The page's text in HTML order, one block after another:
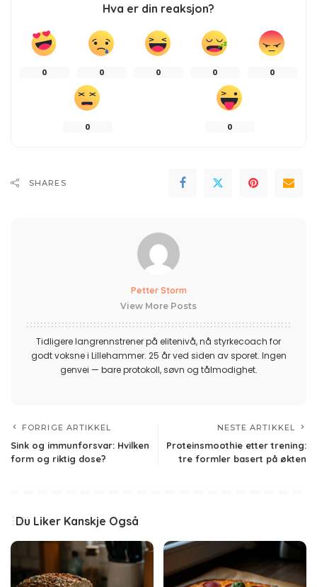
Hva er din reaksjon?
0 0 0 0 0
0 0
SHARES
Petter Storm
View More Posts
Tidligere langrennstrener på elitenivå, nå styrkecoach for
godt voksne i Lillehammer. 25 år ved siden av sporet. Ingen
genvei — bare protokoll, søvn og tålmodighet.
FORRIGE ARTIKKEL
Sink og immunforsvar: Hvilken
form og riktig dose?
NESTE ARTIKKEL
Proteinsmoothie etter trening:
tre formler basert på økten
Du Liker Kanskje Også